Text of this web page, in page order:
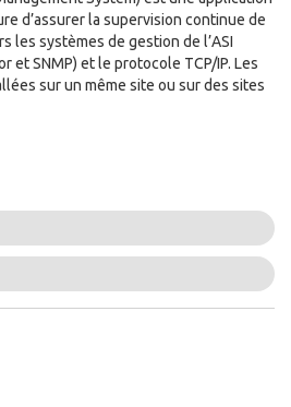
d’assurer la supervision continue de
les systèmes de gestion de l’ASI
et SNMP) et le protocole TCP/IP. Les
sur un même site ou sur des sites